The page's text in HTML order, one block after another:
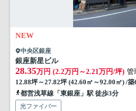
NEW
中央区銀座
銀座新星ビル
28.35万円 (2.2万円～2.21万円/坪) 管
12.88坪～27.82坪 (42.60㎡～92.00㎡) /
都営浅草線「東銀座」駅 徒歩3分
光ファイバー